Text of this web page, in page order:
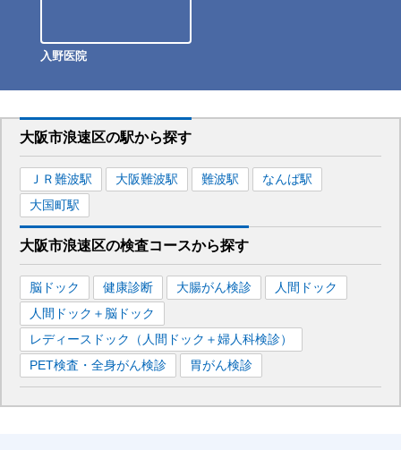
入野医院
大阪市浪速区の駅から探す
ＪＲ難波駅 大阪難波駅 難波駅 なんば駅
大国町駅
大阪市浪速区の検査コースから探す
脳ドック 健康診断 大腸がん検診
人間ドック
人間ドック＋脳ドック
レディースドック（人間ドック＋婦人科検診）
PET検査・全身がん検診
胃がん検診